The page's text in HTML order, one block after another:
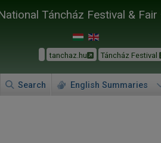
Táncház Festival &
tanchaz.hu Táncház Festival
Search English Summaries